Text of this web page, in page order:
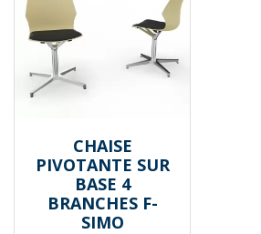
CHAISE
PIVOTANTE SUR
BASE 4
BRANCHES F-
SIMO